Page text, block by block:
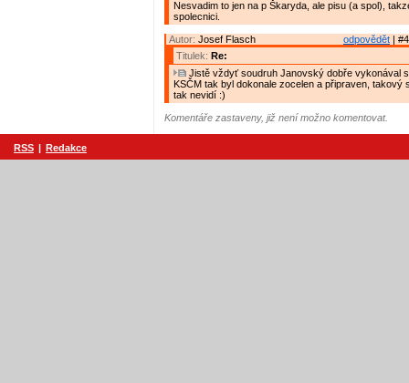
Nesvadim to jen na p Škaryda, ale pisu (a spol),
spolecnici.
odpovědět |
Autor: Josef Flasch
Titulek: Re:
Jistě vždyť soudruh Janovský dobře vykonával
KSČM tak byl dokonale zocelen a připraven, takový
tak nevidí :)
Komentáře zastaveny, již není možno komentovat.
RSS | Redakce